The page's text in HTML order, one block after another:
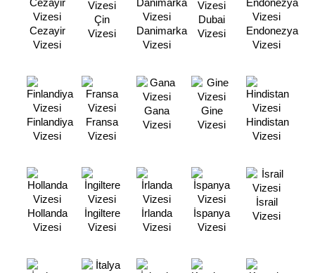
Cezayir
Vizesi
Çin
Vizesi
Danimarka
Vizesi
Dubai
Vizesi
Endonezya
Vizesi
Finlandiya
Vizesi
Fransa
Vizesi
Gana
Vizesi
Gine
Vizesi
Hindistan
Vizesi
Hollanda
Vizesi
İngiltere
Vizesi
İrlanda
Vizesi
İspanya
Vizesi
İsrail
Vizesi